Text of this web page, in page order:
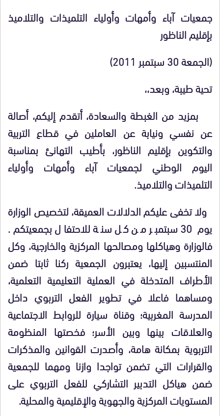
جمعيات آباء وأمهات وأولياء التلميذات والتلاميذ
بإقليم الناظور
(الجمعة 30 سبتمبر 2011)
تحية طيبة، وبعد،،
بمزيد من الغبطة والسعادة، أتقدم إليكم، أصالة
عن نفسي ونيابة عن العاملين في قطاع التربية
والتكوين بإقليم الناظور، بأطيب التهانئ بمناسبة
اليوم الوطني لجمعيات آباء وأمهات وأولياء
التلميذات والتلاميذ.
ولا تخفى عليكم الدلالات العميقة، لتخصيص الوزارة
يوم 30 سبتمبر من كل سنة للاحتفال بجمعيتكم.
فالوزارة وهياكلها ومصالحها المركزية والخارجية، وكل
المنتسبين إليها، يعتبرون الجمعية ركنا ثابتا ضمن
الأطراف المتدخلة في العملية التعليمية التعلمية،
ومساهما فاعلا في تطوير الفعل التربوي داخل
المدرسة المغربية؛ وقناة سيارة للروابط الاجتماعية
والعلاقات بينها وبين الأسر؛ فخصتها المنظومة
التربوية بمكانة هامة، وأصدرت القوانين والمذكرات
والقرارات التي تضمن تواجدا وازنا ومهما للجمعية
ضمن هياكل التدبير التشاركي للفعل التربوي على
المستويات المركزية والجهوية والإقليمية والمحلية.